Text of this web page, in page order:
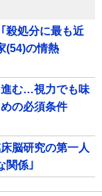
殺処分に最も近
(54)の情熱
進む…視力でも味
の必須条件
脳研究の第一人
関係｣